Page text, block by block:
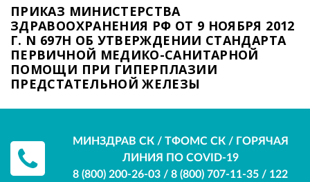
ПРИКАЗ МИНИСТЕРСТВА
ЗДРАВООХРАНЕНИЯ РФ ОТ 9 НОЯБРЯ 2012
Г. N 697Н ОБ УТВЕРЖДЕНИИ СТАНДАРТА
ПЕРВИЧНОЙ МЕДИКО-САНИТАРНОЙ
ПОМОЩИ ПРИ ГИПЕРПЛАЗИИ
ПРЕДСТАТЕЛЬНОЙ ЖЕЛЕЗЫ
МИНЗДРАВ СК / ТФОМС СК / ГОРЯЧАЯ
ЛИНИЯ ПО COVID-19
8 (800) 200-26-03 / 8 (800) 707-11-35 / 122